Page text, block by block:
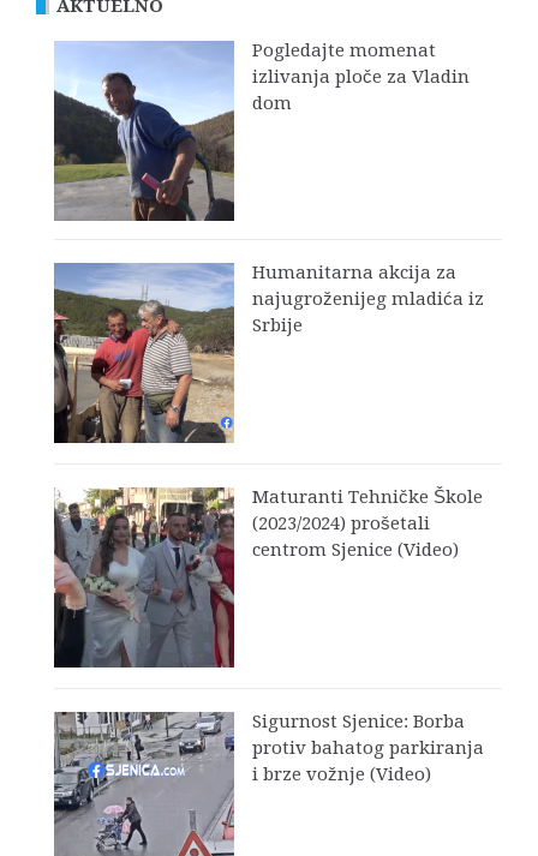
AKTUELNO
Pogledajte momenat
izlivanja ploče za Vladin
dom
Humanitarna akcija za
najugroženijeg mladića iz
Srbije
Maturanti Tehničke Škole
(2023/2024) prošetali
centrom Sjenice (Video)
Sigurnost Sjenice: Borba
protiv bahatog parkiranja
i brze vožnje (Video)